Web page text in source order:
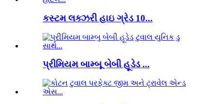
કસ્ટમ લક્ઝરી હાઇ ગ્રેડ 10...
પ્રીમિયમ બામ્બૂ બેબી હૂડેડ ...